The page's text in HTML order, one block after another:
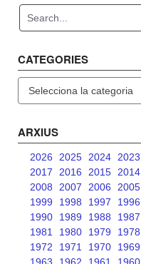
CATEGORIES
ARXIUS
2026 2025 2024 2023
2017
2016 2015 2014
2008
2007 2006 2005
1999
1998 1997 1996
1990
1989 1988 1987
1981
1980 1979 1978
1972
1971 1970 1969